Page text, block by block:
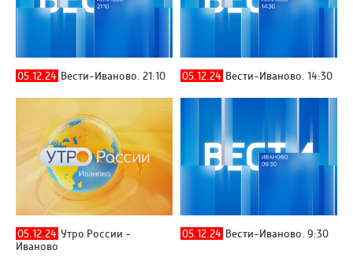
05.12.24 Вести-Иваново. 21:10 05.12.24 Вести-Иваново. 14:30
05.12.24 Утро России -
Иваново
05.12.24 Вести-Иваново. 9:30